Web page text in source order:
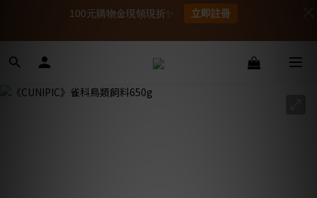
100元購物金現領現折✨ 立即註冊